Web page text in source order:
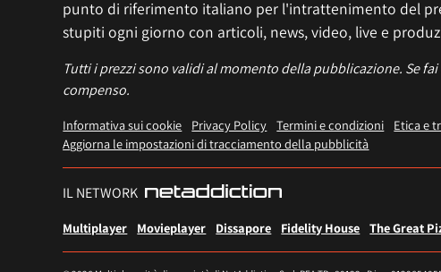
punto di riferimento italiano per l'intrattenimento del
stupiti ogni giorno con articoli, news, video, live e
Tutti i prezzi sono validi al momento della pubblicazione. Se
compenso.
Informativa sui cookie Privacy Policy Termini e condizioni Etica e
Aggiorna le impostazioni di tracciamento della pubblicità
IL NETWORK
Multiplayer Movieplayer Dissapore Fidelity House The Great